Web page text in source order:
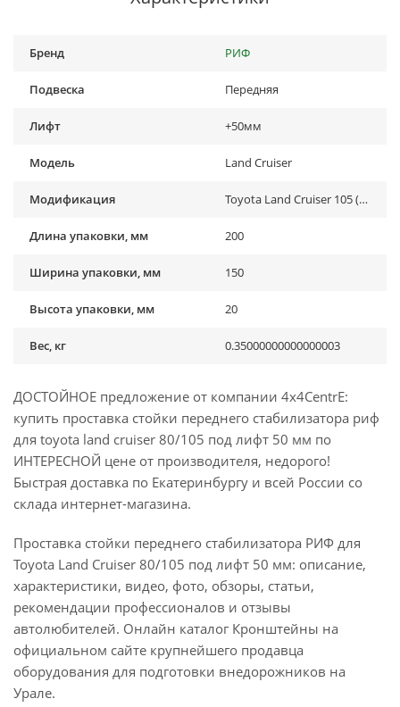
Бренд РИФ
Подвеска Передняя
Лифт +50мм
Модель Land Cruiser
Модификация Toyota Land Cruiser 105 (1998-2006), Toyota Land Cruiser 80 (1988-1998)
Длина упаковки, мм 200
Ширина упаковки, мм 150
Высота упаковки, мм 20
Вес, кг 0.35000000000000003
ДОСТОЙНОЕ предложение от компании 4x4CentrE:
купить проставка стойки переднего стабилизатора риф
для toyota land cruiser 80/105 под лифт 50 мм по
ИНТЕРЕСНОЙ цене от производителя, недорого!
Быстрая доставка по Екатеринбургу и всей России со
склада интернет-магазина.
Проставка стойки переднего стабилизатора РИФ для
Toyota Land Cruiser 80/105 под лифт 50 мм: описание,
характеристики, видео, фото, обзоры, статьи,
рекомендации профессионалов и отзывы
автолюбителей. Онлайн каталог Кронштейны на
официальном сайте крупнейшего продавца
оборудования для подготовки внедорожников на
Урале.